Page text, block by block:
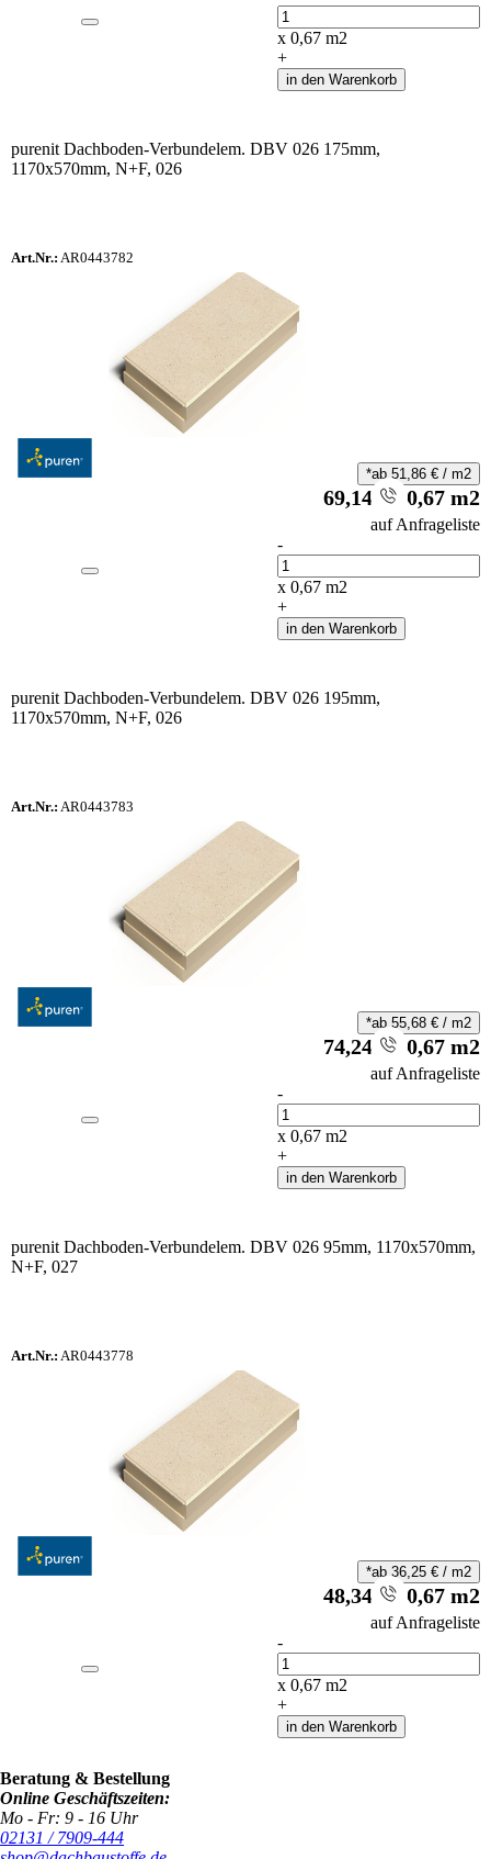
Anzahl
x 0,67 m2
+
in den Warenkorb
purenit Dachboden-Verbundelem. DBV 026 175mm,
1170x570mm, N+F, 026
Art.Nr.: AR0443782
auf Anfrageliste
-
Anzahl
x 0,67 m2
+
in den Warenkorb
*ab 51,86 €/ m2
69,14 €/ 0,67 m2
purenit Dachboden-Verbundelem. DBV 026 195mm,
1170x570mm, N+F, 026
Art.Nr.: AR0443783
auf Anfrageliste
-
Anzahl
x 0,67 m2
+
in den Warenkorb
*ab 55,68 €/ m2
74,24 €/ 0,67 m2
purenit Dachboden-Verbundelem. DBV 026 95mm, 1170x570mm,
N+F, 027
Art.Nr.: AR0443778
auf Anfrageliste
-
Anzahl
x 0,67 m2
+
in den Warenkorb
*ab 36,25 €/ m2
48,34 €/ 0,67 m2
Beratung & Bestellung
Online Geschäftszeiten:
Mo - Fr: 9 - 16 Uhr
02131 / 7909-444